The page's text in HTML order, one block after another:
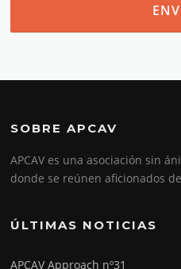
SOBRE APCAV
APCAV es una asociación sin
donde se reúnen aficionados
ÚLTIMAS NOTICIAS
APCAV Approach nº31